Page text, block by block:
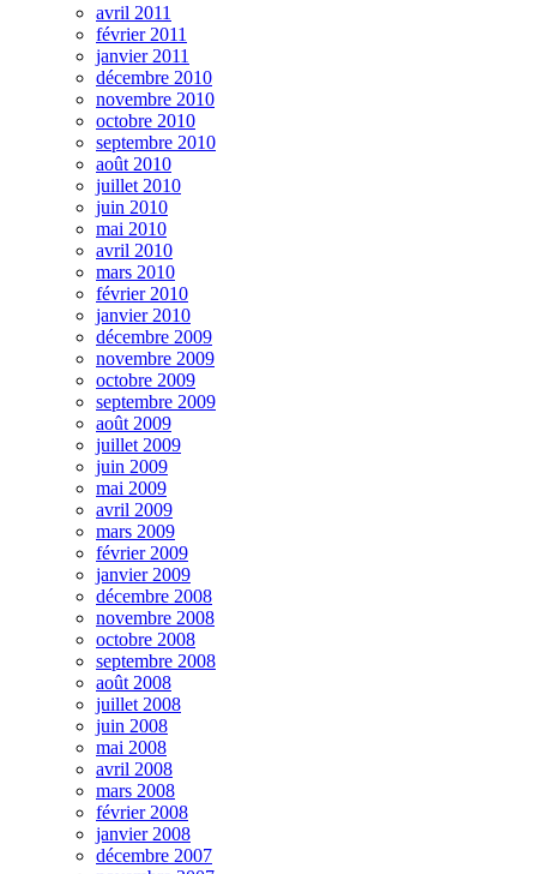
avril 2011
février 2011
janvier 2011
décembre 2010
novembre 2010
octobre 2010
septembre 2010
août 2010
juillet 2010
juin 2010
mai 2010
avril 2010
mars 2010
février 2010
janvier 2010
décembre 2009
novembre 2009
octobre 2009
septembre 2009
août 2009
juillet 2009
juin 2009
mai 2009
avril 2009
mars 2009
février 2009
janvier 2009
décembre 2008
novembre 2008
octobre 2008
septembre 2008
août 2008
juillet 2008
juin 2008
mai 2008
avril 2008
mars 2008
février 2008
janvier 2008
décembre 2007